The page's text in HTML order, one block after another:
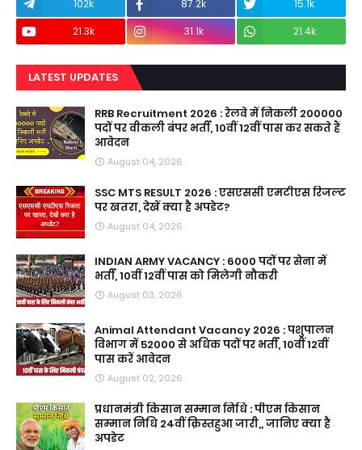
102k 87.2k
15.1k
21.3k
31.1k 21.4k
LATEST UPDATES
RRB Recruitment 2026 : रेलवे में निकली 200000
पदों पर वीकली बंपर भर्ती, 10वीं 12वीं पास कर सकते हैं
आवेदन
August 04, 2026
SSC MTS RESULT 2026 : एसएससी एमटीएस रिजल्ट
पर खतरा, देखें क्या है अपडेट?
August 04, 2026
INDIAN ARMY VACANCY : 6000 पदों पर सेना में
भर्ती, 10वीं 12वीं पास को मिलेगी नौकरी
August 03, 2026
Animal Attendant Vacancy 2026 : पशुपालन
विभाग में 52000 से अधिक पदों पर भर्ती, 10वीं 12वीं
पास करें आवेदन
August 02, 2026
प्रधानमंत्री किसान सम्मान निधि : पीएम किसान
सम्मान निधि 24वीं क़िस्तहुआ जारी,, जानिए क्या है
अपडेट